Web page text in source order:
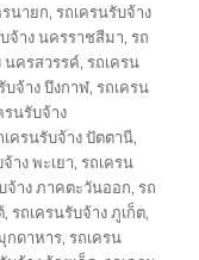
นายก,รถเครนรับจ้าง
จ้าง นครราชสีมา,รถ
นครสวรรค์,รถเครน
บจ้าง บึงกาฬ,รถเครน
รนรับจ้าง
เครนรับจ้าง ปัตตานี,
าง พะเยา,รถเครน
จ้าง ภาคตะวันออก,รถ
,รถเครนรับจ้าง ภูเก็ต,
กดาหาร,รถเครน